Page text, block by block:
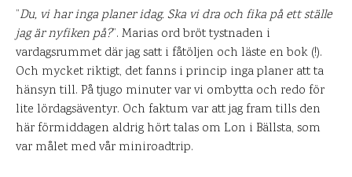
”Du, vi har inga planer idag. Ska vi dra och fika på ett ställe
jag är nyfiken på?”. Marias ord bröt tystnaden i
vardagsrummet där jag satt i fåtöljen och läste en bok (!).
Och mycket riktigt, det fanns i princip inga planer att ta
hänsyn till. På tjugo minuter var vi ombytta och redo för
lite lördagsäventyr. Och faktum var att jag fram tills den
här förmiddagen aldrig hört talas om Lon i Bällsta, som
var målet med vår miniroadtrip.